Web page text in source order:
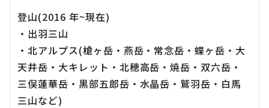
登山(2016 年~現在)
・出羽三山
・北アルプス(槍ヶ岳・燕岳・常念岳・蝶ヶ岳・大
天井岳・大キレット・北穂高岳・焼岳・双六岳・
三俣蓮華岳・黒部五郎岳・水晶岳・鷲羽岳・白馬
三山など)